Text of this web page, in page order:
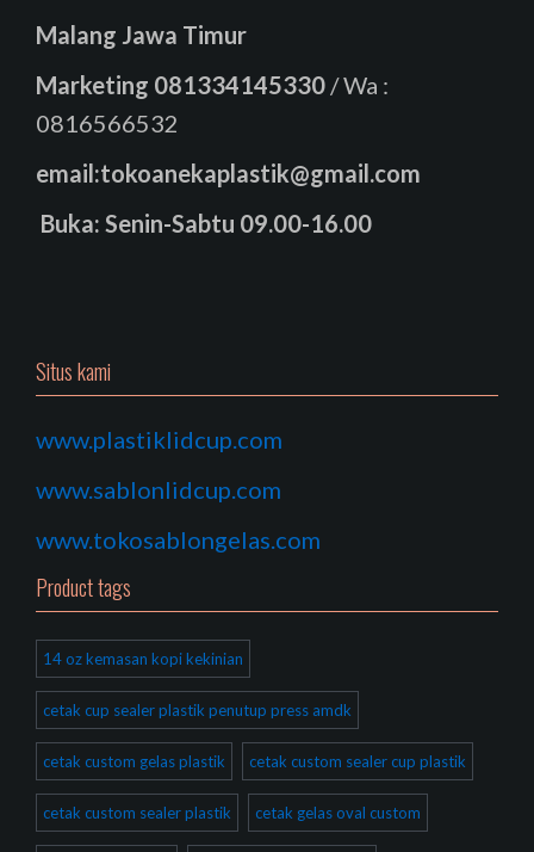
Malang Jawa Timur
Marketing 081334145330 / Wa :
0816566532
email:tokoanekaplastik@gmail.com
Buka: Senin-Sabtu 09.00-16.00
Situs kami
www.plastiklidcup.com
www.sablonlidcup.com
www.tokosablongelas.com
Product tags
14 oz kemasan kopi kekinian
cetak cup sealer plastik penutup press amdk
cetak custom gelas plastik cetak custom sealer cup plastik
cetak custom sealer plastik cetak gelas oval custom